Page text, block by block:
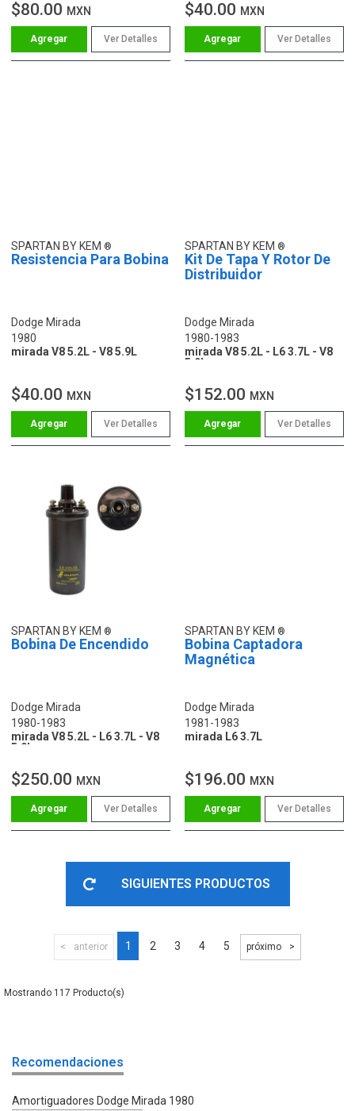
$80.00 MXN
Ver Detalles
$40.00 MXN
Ver Detalles
SPARTAN BY KEM
Resistencia Para Bobina
Dodge Mirada
1980
mirada V8 5.2L - V8 5.9L
$40.00 MXN
Ver Detalles
SPARTAN BY KEM
Kit De Tapa Y Rotor De
Distribuidor
Dodge Mirada
1980-1983
mirada V8 5.2L - L6 3.7L - V8
5.9L
$152.00 MXN
Ver Detalles
SPARTAN BY KEM
Bobina De Encendido
Dodge Mirada
1980-1983
mirada V8 5.2L - L6 3.7L - V8
5.9L
$250.00 MXN
Ver Detalles
SPARTAN BY KEM
Bobina Captadora
Magnética
Dodge Mirada
1981-1983
mirada L6 3.7L
$196.00 MXN
Ver Detalles
SIGUIENTES PRODUCTOS
anterior 1 2 3 4 5 próximo
117
Recomendaciones
Amortiguadores Dodge Mirada 1980